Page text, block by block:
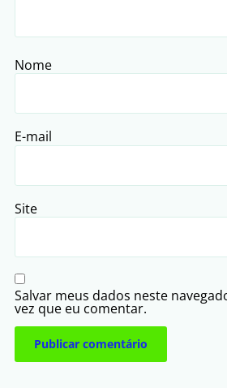
Nome
E-mail
Site
Salvar meus dados neste
vez que eu comentar.